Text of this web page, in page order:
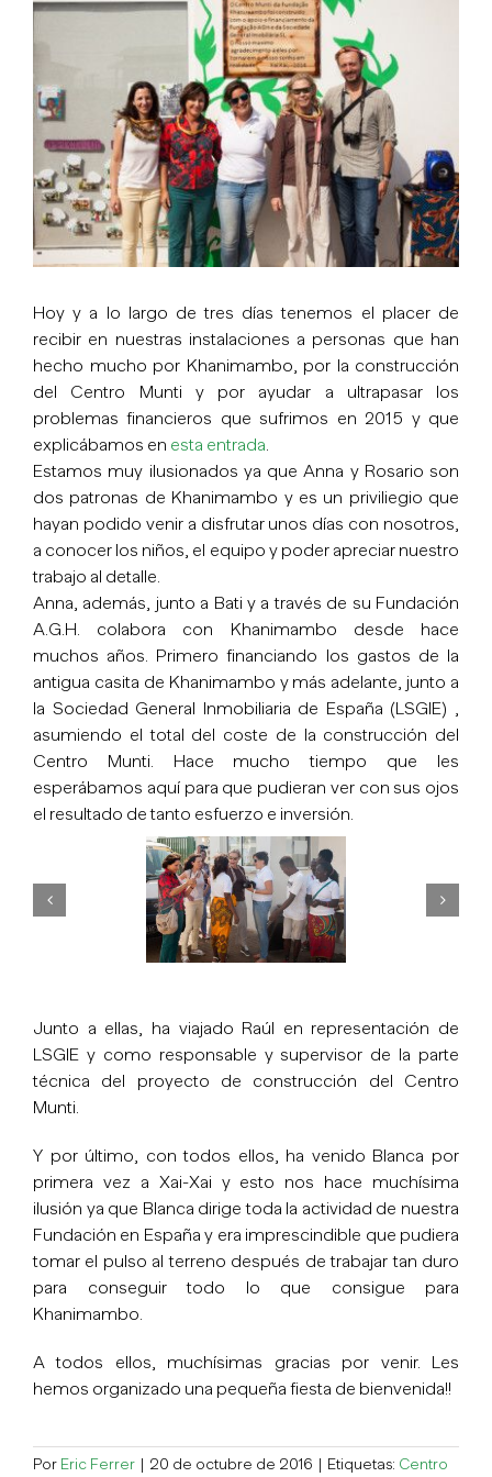
más
grande
Hoy y a lo largo de tres días tenemos el placer de
recibir en nuestras instalaciones a personas que han
hecho mucho por Khanimambo, por la construcción
del Centro Munti y por ayudar a ultrapasar los
problemas financieros que sufrimos en 2015 y que
explicábamos en esta entrada.
Estamos muy ilusionados ya que Anna y Rosario son
dos patronas de Khanimambo y es un priviliegio que
hayan podido venir a disfrutar unos días con nosotros,
a conocer los niños, el equipo y poder apreciar nuestro
trabajo al detalle.
Anna, además, junto a Bati y a través de su Fundación
A.G.H. colabora con Khanimambo desde hace
muchos años. Primero financiando los gastos de la
antigua casita de Khanimambo y más adelante, junto a
la Sociedad General Inmobiliaria de España (LSGIE) ,
asumiendo el total del coste de la construcción del
Centro Munti. Hace mucho tiempo que les
esperábamos aquí para que pudieran ver con sus ojos
el resultado de tanto esfuerzo e inversión.
Junto a ellas, ha viajado Raúl en representación de
LSGIE y como responsable y supervisor de la parte
técnica del proyecto de construcción del Centro
Munti.
Y por último, con todos ellos, ha venido Blanca por
primera vez a Xai-Xai y esto nos hace muchísima
ilusión ya que Blanca dirige toda la actividad de nuestra
Fundación en España y era imprescindible que pudiera
tomar el pulso al terreno después de trabajar tan duro
para conseguir todo lo que consigue para
Khanimambo.
A todos ellos, muchísimas gracias por venir. Les
hemos organizado una pequeña fiesta de bienvenida!!
Por Eric Ferrer | 20 de octubre de 2016 | Etiquetas: Centro